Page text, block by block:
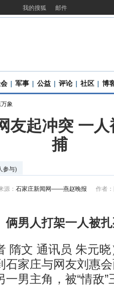
我的搜狐 邮件
| 军事 | 公益 | 评论 | 社区 | 博
象
友起冲突 一
捕
参与)
源：石家庄新闻网——燕赵晚报 作者
男人打架一人被
文 通讯员 朱元晓
石家庄与网友刘惠
男主角，被“情敌